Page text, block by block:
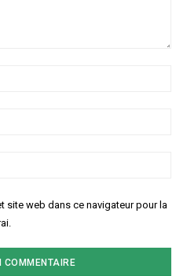
site web dans ce navigateur pour la